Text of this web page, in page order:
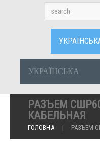
УКРАЇНСЬКА
РАЗЪЕМ
КАБЕЛЬНАЯ
ГОЛОВНА РАЗЪЕМ